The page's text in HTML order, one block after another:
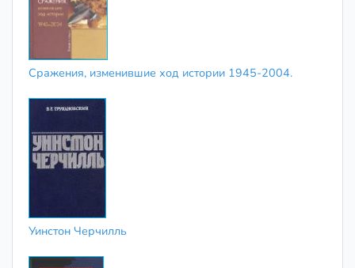
Сражения, изменившие ход истории 1945-2004.
Уинстон Черчилль